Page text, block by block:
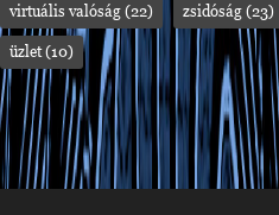
virtuális valóság (22) zsidóság (23)
üzlet(10)